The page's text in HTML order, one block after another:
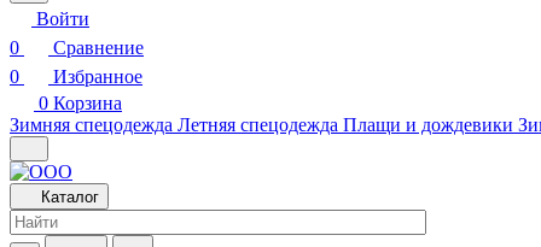
Войти
0
Сравнение
0
Избранное
0 Корзина
Зимняя спецодежда Летняя спецодежда Плащи и дождевики
Каталог